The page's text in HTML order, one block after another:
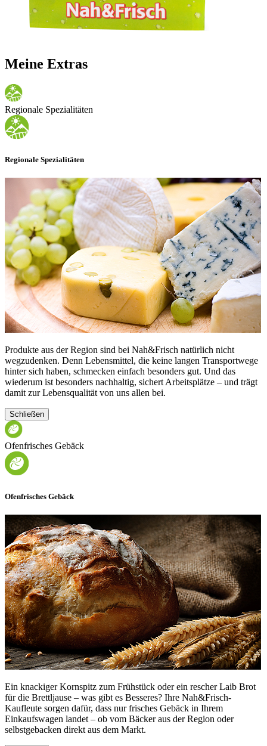
Meine Extras
Regionale Spezialitäten
Regionale Spezialitäten
Produkte aus der Region sind bei Nah&Frisch natürlich nicht
wegzudenken. Denn Lebensmittel, die keine langen Transportwege
hinter sich haben, schmecken einfach besonders gut. Und das
wiederum ist besonders nachhaltig, sichert Arbeitsplätze – und trägt
damit zur Lebensqualität von uns allen bei.
Schließen
Ofenfrisches Gebäck
Ofenfrisches Gebäck
Ein knackiger Kornspitz zum Frühstück oder ein rescher Laib Brot
für die Brettljause – was gibt es Besseres? Ihre Nah&Frisch-
Kaufleute sorgen dafür, dass nur frisches Gebäck in Ihrem
Einkaufswagen landet – ob vom Bäcker aus der Region oder
selbstgebacken direkt aus dem Markt.